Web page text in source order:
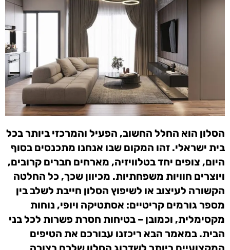
הסלון הוא החלל החשוב, הפעיל והמרכזי ביותר בכל
בית ישראלי. זהו המקום שבו אנחנו מתכנסים בסוף
היום, צופים יחד בטלוויזיה, מארחים חברים קרובים,
ויוצרים חוויות משפחתיות. מכיוון שכך, כל החלטה
הקשורה לעיצוב או לשיפוץ הסלון חייבת לשלב בין
מספר גורמים קריטיים: אסתטיקה ויופי, נוחות
מקסימלית, וכמובן – בטיחות חסרת פשרות לכל בני
הבית. במאמר הבא ריכזנו עבורכם את הטיפים